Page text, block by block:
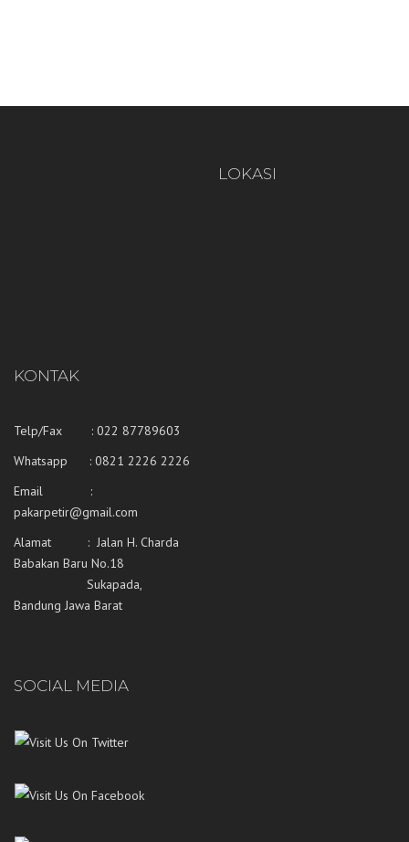
LOKASI
KONTAK
Telp/Fax : 022 87789603
Whatsapp : 0821 2226 2226
Email :
pakarpetir@gmail.com
Alamat : Jalan H. Charda
Babakan Baru No.18
Sukapada,
Bandung Jawa Barat
SOCIAL MEDIA